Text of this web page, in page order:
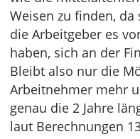
Weisen zu finden,
die Arbeitgeber es
haben, sich an der
Bleibt also nur die
Arbeitnehmer mehr
genau die 2 Jahre
laut Berechnungen